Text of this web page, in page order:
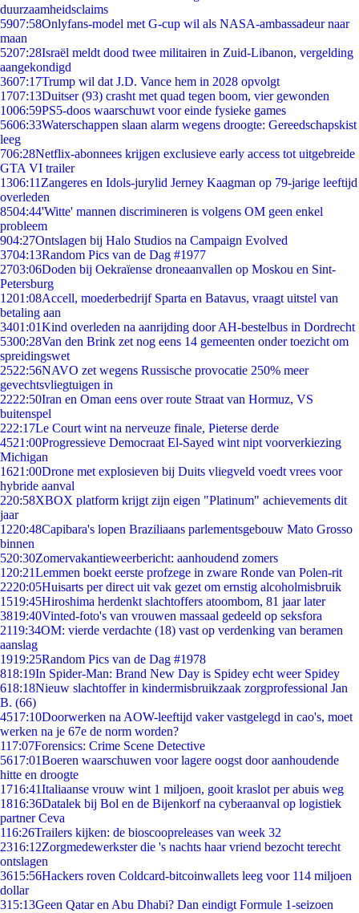
duurzaamheidsclaims
5907:58Onlyfans-model met G-cup wil als NASA-ambassadeur naar
maan
5207:28Israël meldt dood twee militairen in Zuid-Libanon, vergelding
aangekondigd
3607:17Trump wil dat J.D. Vance hem in 2028 opvolgt
1707:13Duitser (93) crasht met quad tegen boom, vier gewonden
1006:59PS5-doos waarschuwt voor einde fysieke games
5606:33Waterschappen slaan alarm wegens droogte: Gereedschapskist
leeg
706:28Netflix-abonnees krijgen exclusieve early access tot uitgebreide
GTA VI trailer
1306:11 Zangeres en Idols-jurylid Jerney Kaagman op 79-jarige leeftijd
overleden
8504:44'Witte' mannen discrimineren is volgens OM geen enkel
probleem
904:27Ontslagen bij Halo Studios na Campaign Evolved
3704:13Random Pics van de Dag #1977
2703:06Doden bij Oekraïense droneaanvallen op Moskou en Sint-
Petersburg
1201:08Accell, moederbedrijf Sparta en Batavus, vraagt uitstel van
betaling aan
3401:01Kind overleden na aanrijding door AH-bestelbus in Dordrecht
5300:28Van den Brink zet nog eens 14 gemeenten onder toezicht om
spreidingswet
2522:56NAVO zet wegens Russische provocatie 250% meer
gevechtsvliegtuigen in
2222:50Iran en Oman eens over route Straat van Hormuz, VS
buitenspel
222:17Le Court wint na nerveuze finale, Pieterse derde
4521:00Progressieve Democraat El-Sayed wint nipt voorverkiezing
Michigan
1621:00Drone met explosieven bij Duits vliegveld voedt vrees voor
hybride aanval
220:58XBOX platform krijgt zijn eigen "Platinum" achievements dit
jaar
1220:48Capibara's lopen Braziliaans parlementsgebouw Mato Grosso
binnen
520:30Zomervakantieweerbericht: aanhoudend zomers
1 20:21Lemmen boekt eerste profzege in zware Ronde van Polen-rit
2220:05Huisarts per direct uit vak gezet om ernstig alcoholmisbruik
1519:45Hiroshima herdenkt slachtoffers atoombom, 81 jaar later
3819:40Vinted-foto's van vrouwen massaal gedeeld op seksfora
2119:34OM: vierde verdachte (18) vast op verdenking van beramen
aanslag
1919:25Random Pics van de Dag #1978
818:19In Spider-Man: Brand New Day is Spidey echt weer Spidey
618:18Nieuw slachtoffer in kindermisbruikzaak zorgprofessional Jan
B. (66)
4517:10Doorwerken na AOW-leeftijd vaker vastgelegd in cao's, moet
werken na je 67e de norm worden?
117:07Forensics: Crime Scene Detective
5617:01Boeren waarschuwen voor lagere oogst door aanhoudende
hitte en droogte
1716:41Italiaanse vrouw wint 1 miljoen, gooit kraslot per abuis weg
1816:36Datalek bij Bol en de Bijenkorf na cyberaanval op logistiek
partner Ceva
116:26Trailers kijken: de bioscoopreleases van week 32
2316:12Zorgmedewerkster die 's nachts haar vriend bezocht terecht
ontslagen
3615:56Hackers roven Coldcard-bitcoinwallets leeg voor 114 miljoen
dollar
315:13Geen Qatar en Abu Dhabi? Dan eindigt Formule 1-seizoen